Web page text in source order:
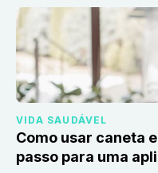
VIDA SAUDÁVEL
Como usar caneta
passo para uma